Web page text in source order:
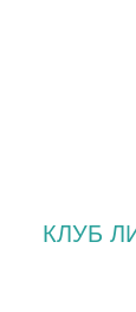
КЛУБ